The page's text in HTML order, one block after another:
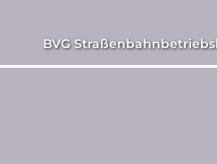
BVG